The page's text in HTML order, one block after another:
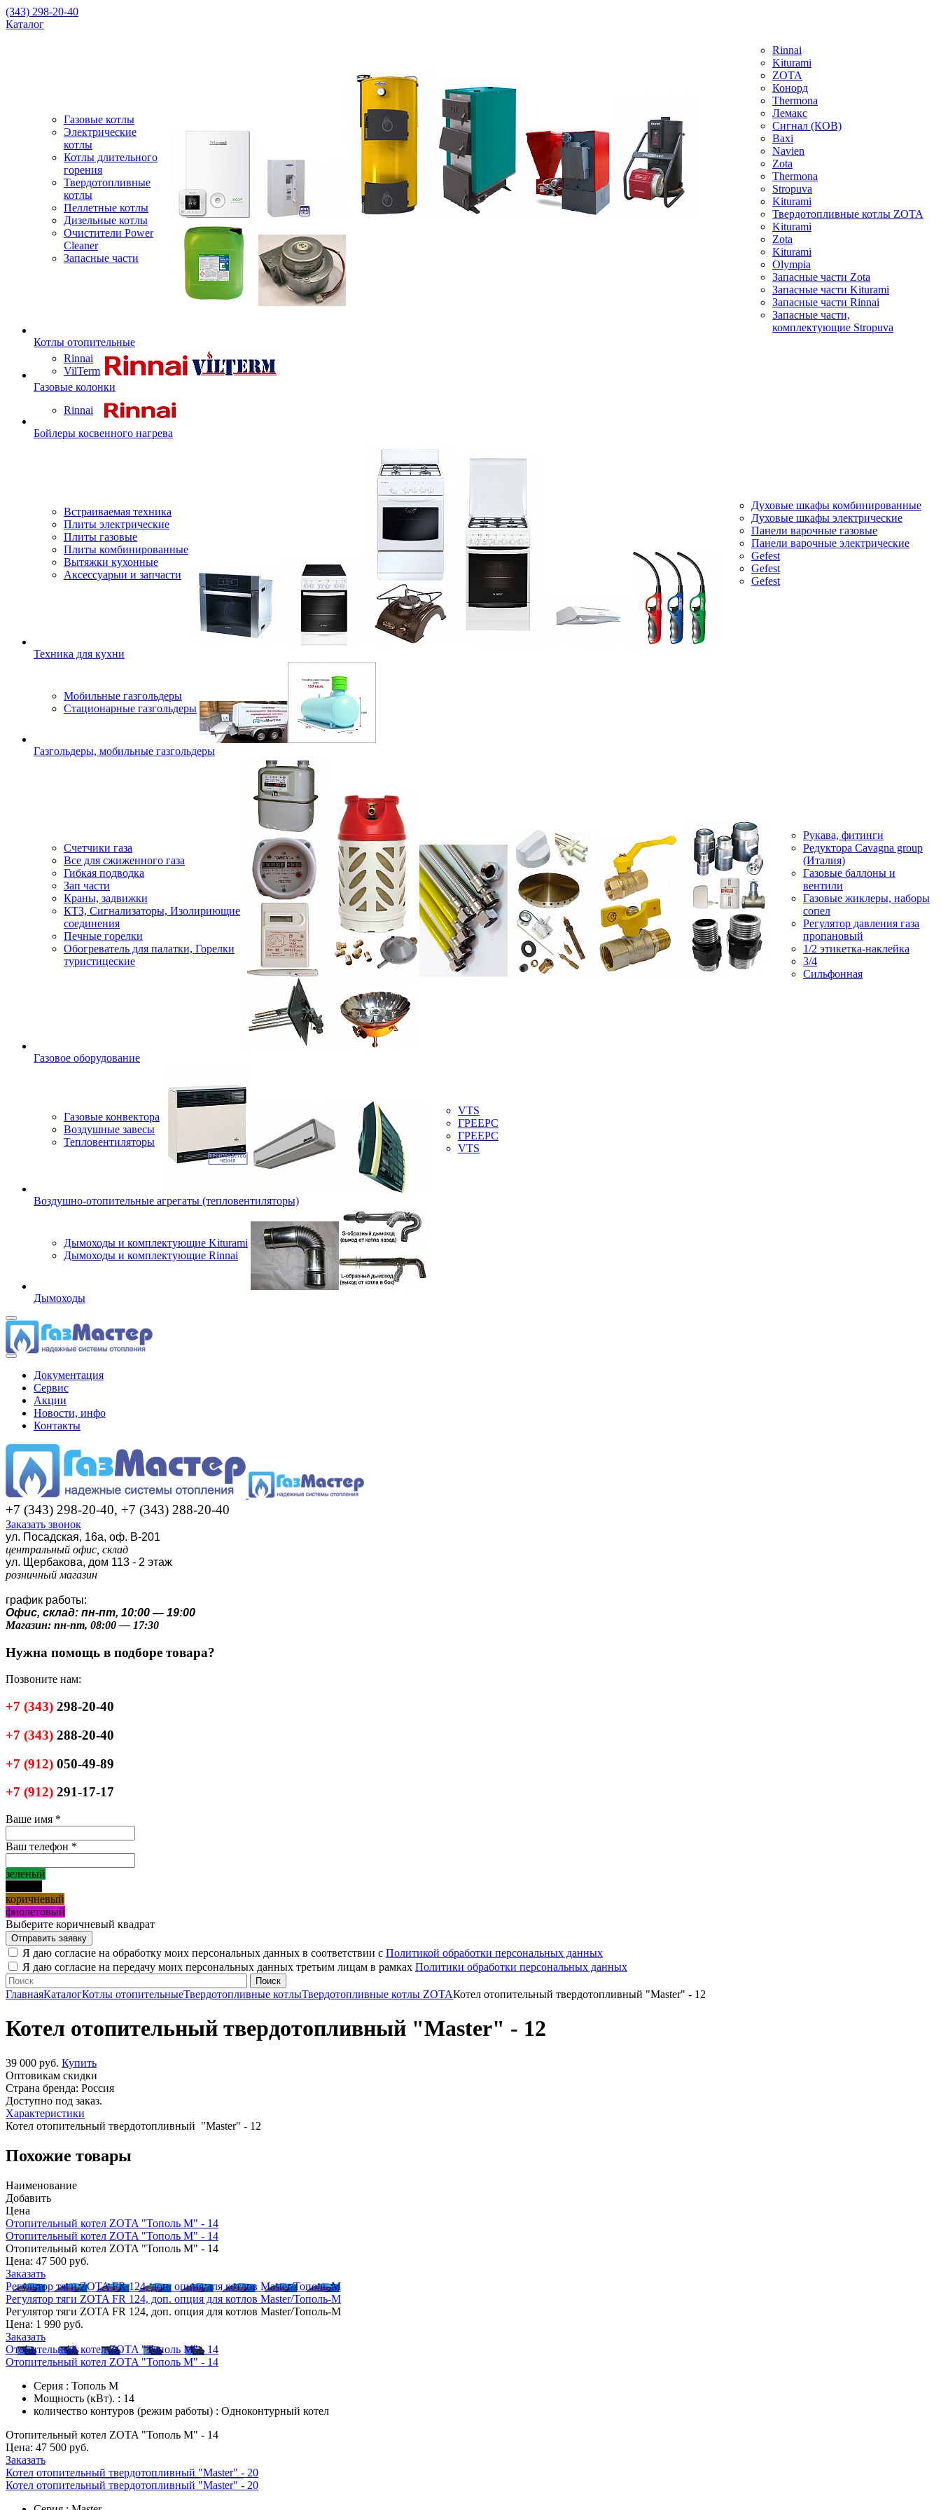
(343) 298-20-40
Каталог
Газовые котлы
Электрические
котлы
Котлы длительного
горения
Твердотопливные
котлы
Пеллетные котлы
Дизельные котлы
Очистители Power
Cleaner
Запасные части
Rinnai
Kiturami
ZOTA
Конорд
Thermona
Лемакс
Сигнал (КОВ)
Baxi
Navien
Zota
Thermona
Stropuva
Kiturami
Твердотопливные котлы ZOTA
Kiturami
Zota
Kiturami
Olympia
Запасные части Zota
Запасные части Kiturami
Запасные части Rinnai
Запасные части,
комплектующие Stropuva
Котлы отопительные
Rinnai
VilTerm
Газовые колонки
Rinnai
Бойлеры косвенного нагрева
Встраиваемая техника
Плиты электрические
Плиты газовые
Плиты комбинированные
Вытяжки кухонные
Аксессуарыи и запчасти
Духовые шкафы комбинированные
Духовые шкафы электрические
Панели варочные газовые
Панели варочные электрические
Gefest
Gefest
Gefest
Техника для кухни
Мобильные газгольдеры
Стационарные газгольдеры
Газгольдеры, мобильные газгольдеры
Счетчики газа
Все для сжиженного газа
Гибкая подводка
Зап части
Краны, задвижки
КТЗ, Сигнализаторы, Изолириющие
соединения
Печные горелки
Обогреватель для палатки, Горелки
туристицеские
Рукава, фитинги
Редуктора Cavagna group
(Италия)
Газовые баллоны и
вентили
Газовые жиклеры, наборы
сопел
Регулятор давления газа
пропановый
1/2 этикетка-наклейка
3/4
Сильфонная
Газовое оборудование
Газовые конвектора
Воздушные завесы
Тепловентиляторы
VTS
ГРЕЕРС
ГРЕЕРС
VTS
Воздушно-отопительные агрегаты (тепловентиляторы)
Дымоходы и комплектующие Kiturami
Дымоходы и комплектующие Rinnai
Дымоходы
Документация
Сервис
Акции
Новости, инфо
Контакты
+7 (343) 298-20-40, +7 (343) 288-20-40
Заказать звонок
ул. Посадская, 16а, оф. В-201
центральный офис, склад
ул. Щербакова, дом 113 - 2 этаж
розничный магазин
график работы:
Офис, склад: пн-пт, 10:00 — 19:00
Магазин: пн-пт, 08:00 — 17:30
Нужна помощь в подборе товара?
Позвоните нам:
+7 (343) 298-20-40
+7 (343) 288-20-40
+7 (912) 050-49-89
+7 (912) 291-17-17
Ваше имя *
Ваш телефон *
зеленый
коричневый
фиолетовый
Выберите коричневый квадрат
Я даю согласие на обработку моих персональных данных в соответствии с Политикой обработки персональных данных
Я даю согласие на передачу моих персональных данных третьим лицам в рамках Политики обработки персональных данных
ГлавнаяКаталогКотлы отопительныеТвердотопливные котлыТвердотопливные котлы ZOTAКотел отопительный твердотопливный "Master" - 12
Котел отопительный твердотопливный "Master" - 12
39 000 руб. Купить
Оптовикам скидки
Страна бренда: Россия
Доступно под заказ.
Характеристики
Котел отопительный твердотопливный "Master" - 12
Похожие товары
Наименование
Добавить
Цена
Отопительный котел ZOTA "Тополь М" - 14
Отопительный котел ZOTA "Тополь М" - 14
Отопительный котел ZOTA "Тополь М" - 14
Цена: 47 500 руб.
Заказать
Регулятор тяги ZOTA FR 124, доп. опция для котлов Master/Тополь-М
Регулятор тяги ZOTA FR 124, доп. опция для котлов Master/Тополь-М
Регулятор тяги ZOTA FR 124, доп. опция для котлов Master/Тополь-М
Цена: 1 990 руб.
Заказать
Отопительный котел ZOTA "Тополь М" - 14
Отопительный котел ZOTA "Тополь М" - 14
Серия : Тополь М
Мощность (кВт). : 14
количество контуров (режим работы) : Одноконтурный котел
Отопительный котел ZOTA "Тополь М" - 14
Цена: 47 500 руб.
Заказать
Котел отопительный твердотопливный "Master" - 20
Котел отопительный твердотопливный "Master" - 20